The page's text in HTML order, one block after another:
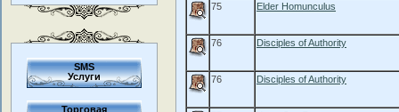
SMS
Услуги
Торговая
75 Elder Homunculus
76 Disciples of Authority
76 Disciples of Authority